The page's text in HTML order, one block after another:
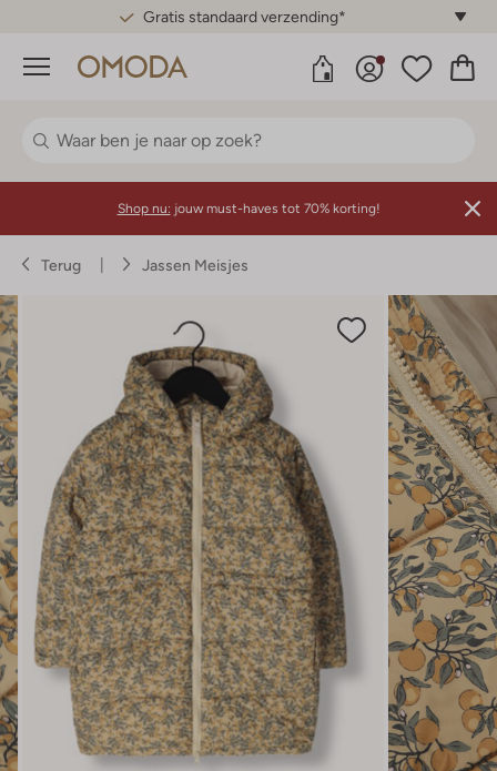
Gratis standaard verzending*
Menu
Shop nu: jouw must-haves tot 70% korting!
Terug Jassen Meisjes